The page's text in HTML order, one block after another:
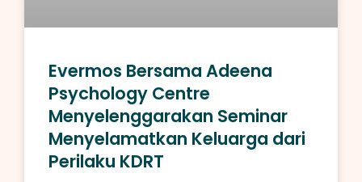
Evermos Bersama Adeena
Psychology Centre
Menyelenggarakan Seminar
Menyelamatkan Keluarga dari
Perilaku KDRT